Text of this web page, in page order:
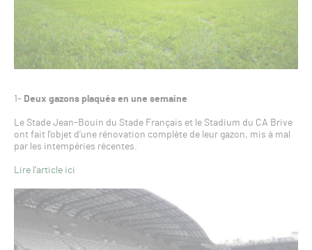
1- Deux gazons plaqués en une semaine
Le Stade Jean-Bouin du Stade Français et le Stadium du CA Brive
ont fait l’objet d’une rénovation complète de leur gazon, mis à mal
par les intempéries récentes.
Lire l’article ici